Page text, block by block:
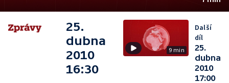
25.
dubna
2010
16:30
9 min
Další
díl
25.
dubna
2010
17:00